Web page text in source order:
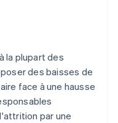
la plupart des
des baisses de
face à une hausse
par une